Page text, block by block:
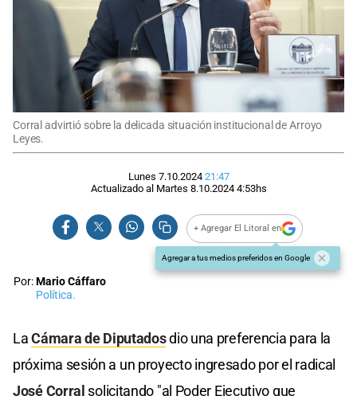
Corral advirtió sobre la delicada situación institucional de Arroyo
Leyes.
Lunes 7.10.2024 21:47
Actualizado al Martes 8.10.2024 4:53hs
+ Agregar El Litoral en
Agregar a tus medios preferidos en Google
Por:Mario Cáffaro
Política.
LaCámara de Diputadosdio una preferencia para la
próxima sesión a un proyecto ingresado por el radical
José Corral solicitando "al Poder Ejecutivo que